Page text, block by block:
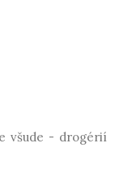
všude - drogérií